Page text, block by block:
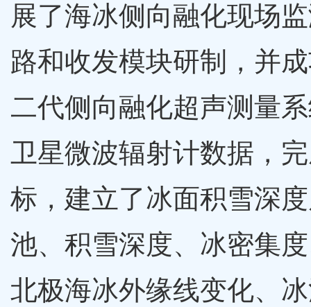
展了海冰侧向融化现场
路和收发模块研制，并
二代侧向融化超声测量
卫星微波辐射计数据，
标，建立了冰面积雪深
池、积雪深度、冰密集
北极海冰外缘线变化、